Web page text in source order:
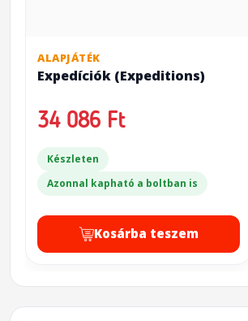
ALAPJÁTÉK
Expedíciók (Expeditions)
34 086 Ft
Készleten
Azonnal kapható a boltban is
Kosárba teszem